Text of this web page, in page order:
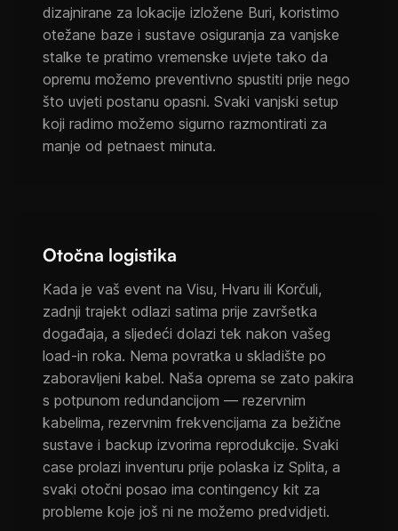
dizajnirane za lokacije izložene Buri, koristimo
otežane baze i sustave osiguranja za vanjske
stalke te pratimo vremenske uvjete tako da
opremu možemo preventivno spustiti prije nego
što uvjeti postanu opasni. Svaki vanjski setup
koji radimo možemo sigurno razmontirati za
manje od petnaest minuta.
Otočna logistika
Kada je vaš event na Visu, Hvaru ili Korčuli,
zadnji trajekt odlazi satima prije završetka
događaja, a sljedeći dolazi tek nakon vašeg
load-in roka. Nema povratka u skladište po
zaboravljeni kabel. Naša oprema se zato pakira
s potpunom redundancijom — rezervnim
kabelima, rezervnim frekvencijama za bežične
sustave i backup izvorima reprodukcije. Svaki
case prolazi inventuru prije polaska iz Splita, a
svaki otočni posao ima contingency kit za
probleme koje još ni ne možemo predvidjeti.